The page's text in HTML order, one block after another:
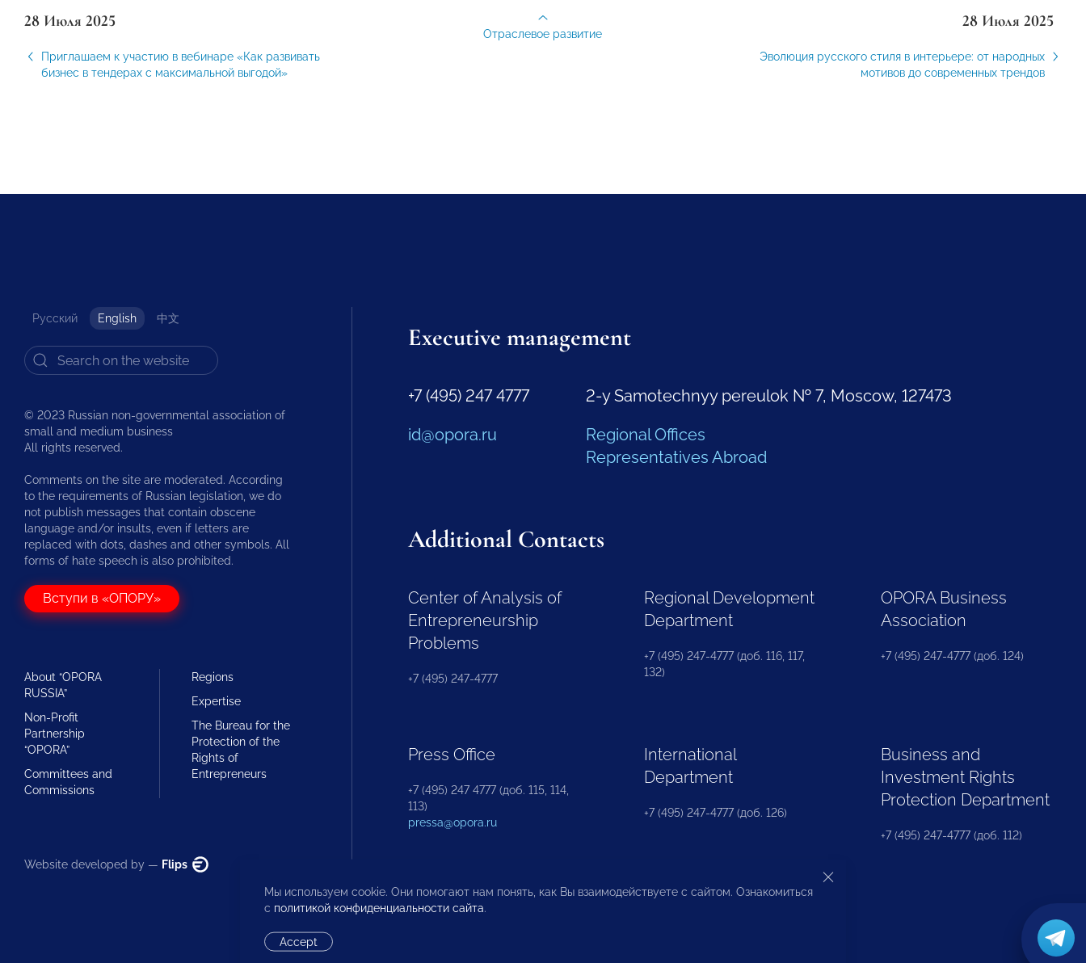
28 Июля 2025
Приглашаем к участию в вебинаре «Как развивать
бизнес в тендерах с максимальной выгодой»
28 Июля 2025
Эволюция русского стиля в интерьере: от народных
мотивов до современных трендов
Отраслевое развитие
Русский English 中文
© 2023 Russian non-governmental association of
small and medium business
All rights reserved.
Comments on the site are moderated. According
to the requirements of Russian legislation, we do
not publish messages that contain obscene
language and/or insults, even if letters are
replaced with dots, dashes and other symbols. All
forms of hate speech is also prohibited.
Вступи в «ОПОРУ»
About “OPORA
RUSSIA”
Non-Profit
Partnership
“OPORA”
Committees and
Commissions
Regions
Expertise
The Bureau for the
Protection of the
Rights of
Entrepreneurs
Website developed by — Flips
Executive management
+7 (495) 247 4777
id@opora.ru
2-y Samotechnyy pereulok № 7, Moscow, 127473
Regional Offices
Representatives Abroad
Additional Contacts
Center of Analysis of
Entrepreneurship
Problems
+7 (495) 247-4777
Regional Development
Department
+7 (495) 247-4777 (доб. 116, 117,
132)
OPORA Business
Association
+7 (495) 247-4777 (доб. 124)
Press Office
+7 (495) 247 4777 (доб. 115, 114,
113)
pressa@opora.ru
International
Department
+7 (495) 247-4777 (доб. 126)
Business and
Investment Rights
Protection Department
+7 (495) 247-4777 (доб. 112)
Мы используем cookie. Они помогают нам понять, как Вы взаимодействуете с сайтом. Ознакомиться
с политикой конфиденциальности сайта.
Accept